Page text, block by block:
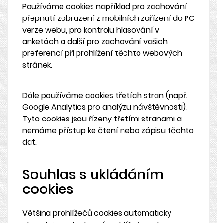
Používáme cookies například pro zachování
přepnutí zobrazení z mobilních zařízení do PC
verze webu, pro kontrolu hlasování v
anketách a další pro zachování vašich
preferencí při prohlížení těchto webových
stránek.
Dále používáme cookies třetích stran (např.
Google Analytics pro analýzu návštěvnosti).
Tyto cookies jsou řízeny třetími stranami a
nemáme přístup ke čtení nebo zápisu těchto
dat.
Souhlas s ukládáním
cookies
Většina prohlížečů cookies automaticky